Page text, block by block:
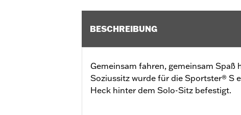
BESCHREIBUNG
Gemeinsam fahren, gemeinsam Spaß
Soziussitz wurde für die Sportster® S
Heck hinter dem Solo-Sitz befestigt.